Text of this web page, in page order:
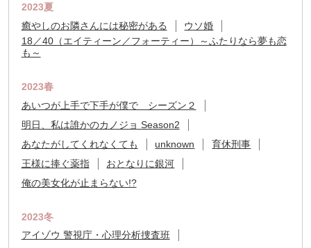
2023夏
癒やしのお隣さんには秘密がある
ウソ婚
18／40（エイティーン／フォーティー）～ふたりなら夢も恋
も～
2023春
あいつが上手で下手が僕で シーズン２
明日、私は誰かのカノジョ Season2
あなたがしてくれなくても
unknown
育休刑事
王様に捧ぐ薬指
おとなりに銀河
俺の美女化が止まらない!?
2023冬
アイゾウ 警視庁・心理分析捜査班